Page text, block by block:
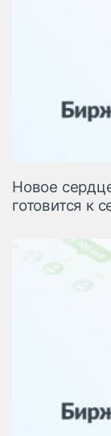
Новое
готовится к